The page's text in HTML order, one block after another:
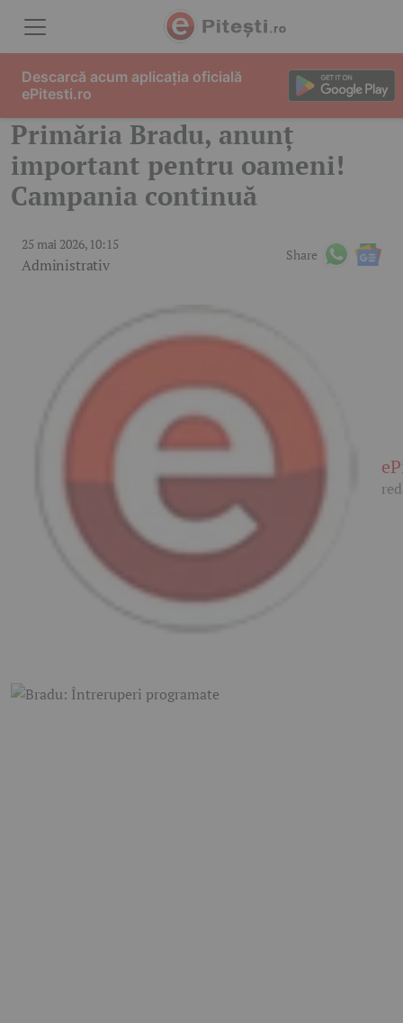
Primăria Bradu, anunț
important pentru oameni!
Campania continuă
25 mai 2026, 10:15
Administrativ
Share
Descarcă acum aplicația oficială
ePitesti.ro